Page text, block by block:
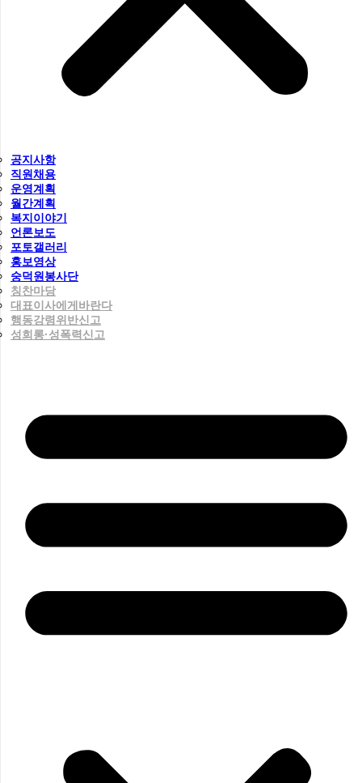
공지사항
직원채용
운영계획
월간계획
복지이야기
언론보도
포토갤러리
홍보영상
숭덕원봉사단
칭찬마당
대표이사에게바란다
행동강령위반신고
성희롱·성폭력신고